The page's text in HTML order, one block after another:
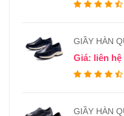
GIẦY HÀN
Giá: liên hệ
GIẦY HÀN